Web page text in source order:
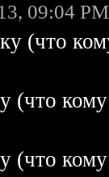
09:04 PM
(что
(что
(что